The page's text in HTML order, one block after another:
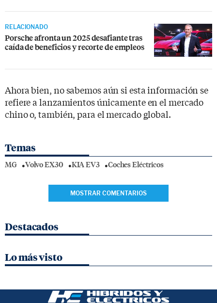
RELACIONADO
Porsche afronta un 2025 desafiante tras
caída de beneficios y recorte de empleos
Ahora bien, no sabemos aún si esta información se
refiere a lanzamientos únicamente en el mercado
chino o, también, para el mercado global.
Temas
MG Volvo EX30 KIA EV3 Coches Eléctricos
MOSTRAR COMENTARIOS
Destacados
Lo más visto